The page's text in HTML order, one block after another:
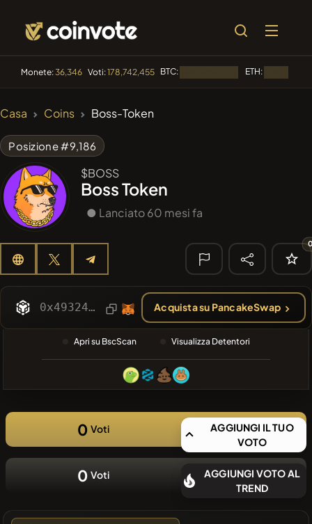
Monete:36,346 Voti:178,742,455 BTC: ETH:
POOPSIE POOPSIE
#102
🔎 RICERCA
RECENTE
❌Nessuna
moneta
recente
Casa Coins Boss-Token
Posizione #9,186
$BOSS
Boss Token
● Lanciato 60 mesi fa
0x49324d59327fB799813B902dB55b2a118d601547 Acquista su PancakeSwap
Apri su BscScan Visualizza Detentori
0 Voti
AGGIUNGI IL TUO
VOTO
0 Voti
AGGIUNGI VOTO AL
TREND